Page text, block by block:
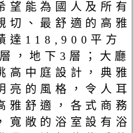
望能為國人及所有
切、最舒適的高雅
達118,900平方
，地下3層；大廳
高中庭設計，典雅
亮的風格，令人耳
雅舒適，各式商務
寬敞的浴室設有浴